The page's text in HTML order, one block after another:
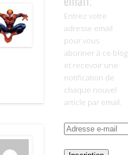
Entrez votre
adresse email
pour vous
abonner à ce blog
et recevoir une
notification de
chaque nouvel
article par email.
Adresse
mail